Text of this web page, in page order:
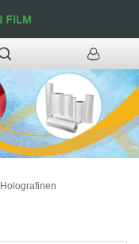
Holografinen